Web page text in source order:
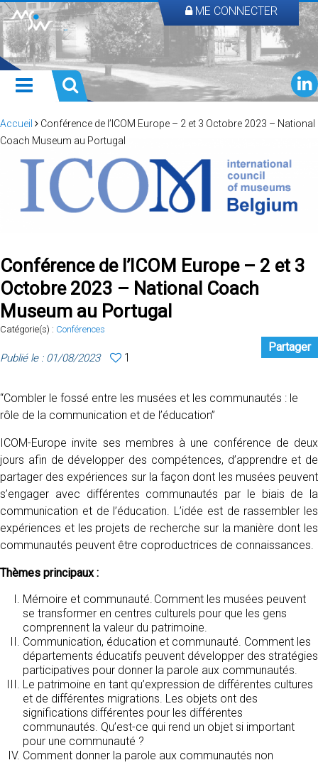
ME CONNECTER
Accueil
Conférence de l’ICOM Europe – 2 et 3 Octobre 2023 – National
Coach Museum au Portugal
Conférence de l’ICOM Europe – 2 et 3
Octobre 2023 – National Coach
Museum au Portugal
Catégorie(s) : Conférences
Publié le : 01/08/2023 1
Partager
“Combler le fossé entre les musées et les communautés : le
rôle de la communication et de l’éducation”
ICOM-Europe invite ses membres à une conférence de deux
jours afin de développer des compétences, d’apprendre et de
partager des expériences sur la façon dont les musées peuvent
s’engager avec différentes communautés par le biais de la
communication et de l’éducation. L’idée est de rassembler les
expériences et les projets de recherche sur la manière dont les
communautés peuvent être coproductrices de connaissances.
Thèmes principaux :
Mémoire et communauté. Comment les musées peuvent
se transformer en centres culturels pour que les gens
comprennent la valeur du patrimoine.
Communication, éducation et communauté. Comment les
départements éducatifs peuvent développer des stratégies
participatives pour donner la parole aux communautés.
Le patrimoine en tant qu’expression de différentes cultures
et de différentes migrations. Les objets ont des
significations différentes pour les différentes
communautés. Qu’est-ce qui rend un objet si important
pour une communauté ?
Comment donner la parole aux communautés non